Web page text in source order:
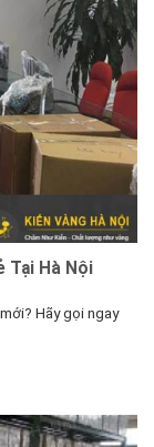
Tại Hà Nội
Hãy gọi ngay